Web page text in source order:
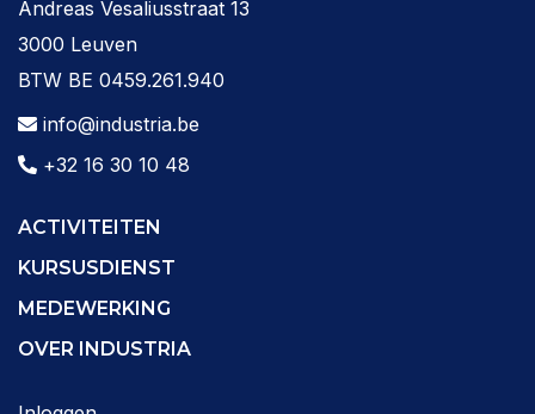
Andreas Vesaliusstraat 13
3000 Leuven
BTW BE 0459.261.940
info@industria.be
+32 16 30 10 48
ACTIVITEITEN
KURSUSDIENST
MEDEWERKING
OVER INDUSTRIA